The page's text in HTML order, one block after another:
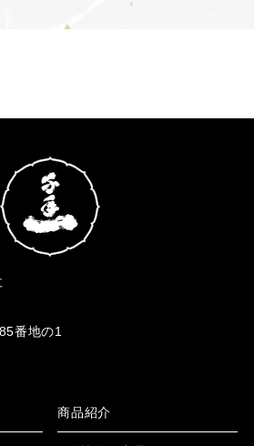
番地の1
商品紹介